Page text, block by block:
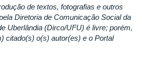
de textos, fotografias e outros
Diretoria de Comunicação Social da
Uberlândia (Dirco/UFU) é livre; porém,
citado(s) o(s) autor(es) e o Portal